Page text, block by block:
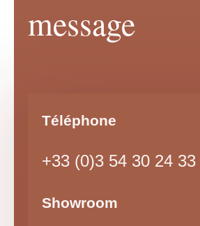
message
Téléphone
+33 (0)3 54 30 24 33
Showroom